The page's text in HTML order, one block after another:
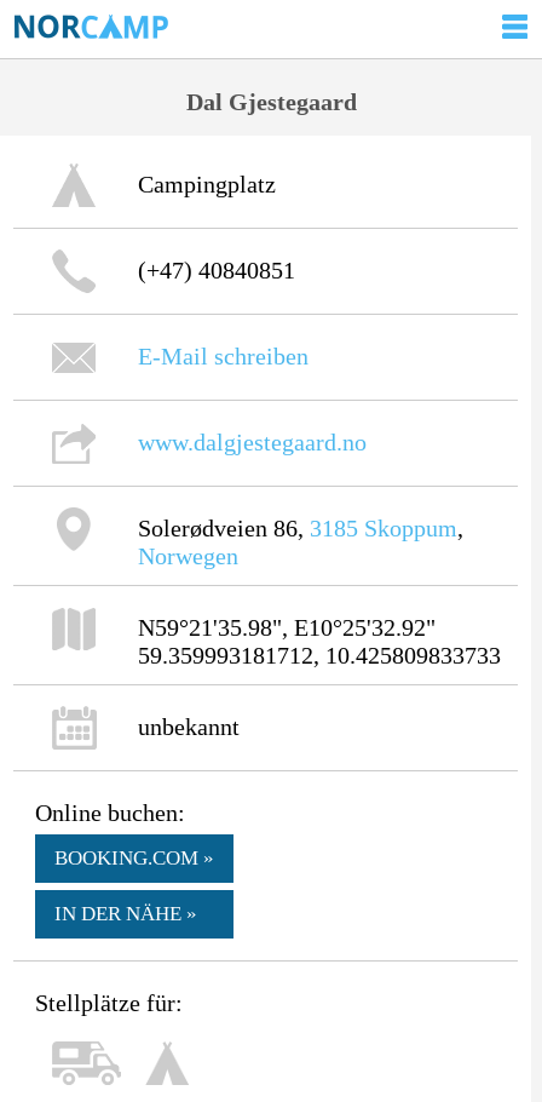
Dal Gjestegaard
Campingplatz
(+47) 40840851
E-Mail schreiben
www.dalgjestegaard.no
Solerødveien 86, 3185 Skoppum,
Norwegen
N59°21'35.98", E10°25'32.92"
59.359993181712, 10.425809833733
unbekannt
Online buchen:
BOOKING.COM »
IN DER NÄHE »
Stellplätze für: